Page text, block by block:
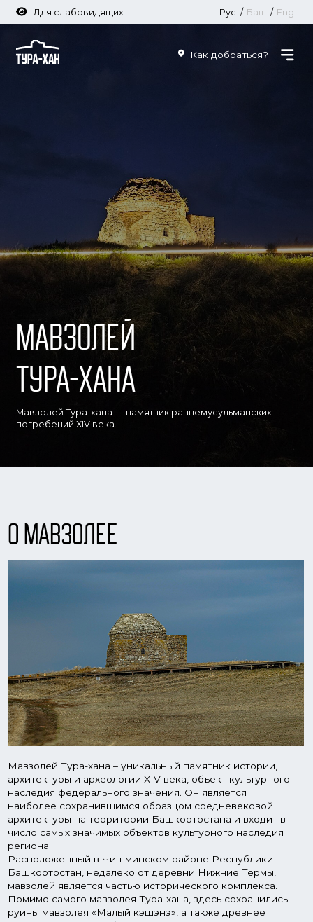
/ Eng
Баш
Для слабовидящих
Как добраться?
Мавзолей
Тура-хана
Мавзолей Тура-хана — памятник раннемусульманских
погребений XIV века.
Для кого построили
О мавзолее
Мавзолей Тура-хана – уникальный памятник истории,
архитектуры и археологии XIV века, объект культурного
наследия федерального значения. Он является
наиболее сохранившимся образцом средневековой
архитектуры на территории Башкортостана и входит в
число самых значимых объектов культурного наследия
региона.
Расположенный в Чишминском районе Республики
мавзолей является частью исторического комплекса.
Помимо самого мавзолея Тура-хана, здесь сохранились
руины мавзолея «Малый кэшэнэ», а также древнее
мусульманское кладбище, окружающее эти
сооружения.
Мавзолей Тура-хана служил коллективной семейной
усыпальницей местного правителя. Этот комплекс не
только отражает архитектурное мастерство своего
времени, но и хранит память о богатом наследии
Южного Урала периода Золотой Орды.